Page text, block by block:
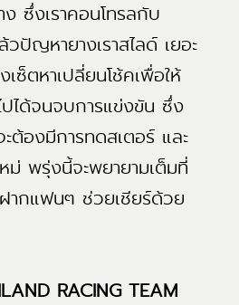
ซึ่งเราคอนโทรลกับ
ปัญหายางเราสไลด์ เยอะ
ซ็ตหาเปลี่ยนโช้คเพื่อให้
ปได้จนจบการแข่งขัน ซึ่ง
ต้องมีการทดสเตอร์ และ
ม่ พรุ่งนี้จะพยายามเต็มที่
ากแฟนๆ ช่วยเชียร์ด้วย
RACING TEAM